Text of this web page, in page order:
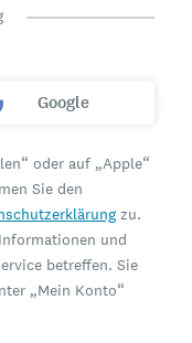
Google
oder auf „Apple“
Sie den
zu.
und
betreffen. Sie
„Mein Konto“